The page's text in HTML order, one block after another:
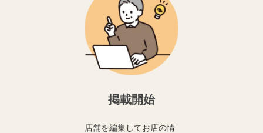
掲載開始
店舗を編集してお店の情